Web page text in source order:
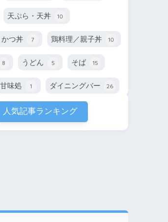
天ぷら・天丼 10
かつ丼 7 鶏料理／親子丼 10
8 うどん 5 そば 15
甘味処 1 ダイニングバー 26
人気記事ランキング